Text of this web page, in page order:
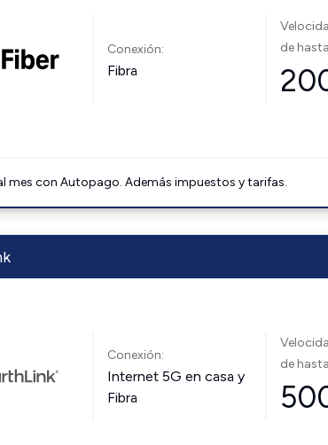
Conexión:
Fibra
de hasta
mes con Autopago. Además impuestos y tarifas.
Conexión:
Internet 5G en casa y
Fibra
de hasta